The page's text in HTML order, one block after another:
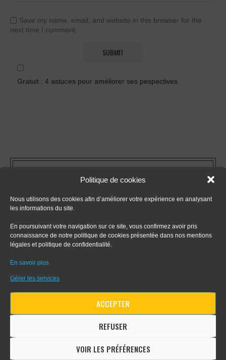
Politique de cookies
Nous utilisons des cookies afin d’améliorer votre expérience en analysant
les informations du site.
En poursuivant votre navigation sur ce site, vous confirmez avoir pris
connaissance de notre politique de cookies présentée dans nos mentions
légales et politique de confidentialité.
En savoir plus
Gérer les services
ACCEPTER
REFUSER
VOIR LES PRÉFÉRENCES
Save my name, email, and website in this browser for the
next time I comment.
Gratuit : 4 astuces pour améliorer ses pespectives.
- Tout sur le dessin en perspective
- Apprendre le digital painting
- Apprendre la perspective d'intérieur
COMMUNAUTÉ FACEBOOK